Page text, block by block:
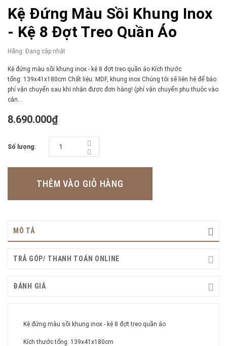
Kệ Đứng Màu Sồi Khung Inox
- Kệ 8 Đợt Treo Quần Áo
Hãng: Đang cập nhật
Kệ đứng màu sồi khung inox - kệ 8 đợt treo quần áo Kích thước
tổng: 139x41x180cm Chất liệu: MDF, khung inox Chúng tôi sẽ liên hệ để báo
phí vận chuyển sau khi nhận được đơn hàng! (phí vận chuyển phụ thuộc vào
cân...
8.690.000₫
Số lượng:
THÊM VÀO GIỎ HÀNG
MÔ TẢ
TRẢ GÓP/ THANH TOÁN ONLINE
ĐÁNH GIÁ
Kệ đứng màu sồi khung inox - kệ 8 đợt treo quần áo
Kích thước tổng: 139x41x180cm